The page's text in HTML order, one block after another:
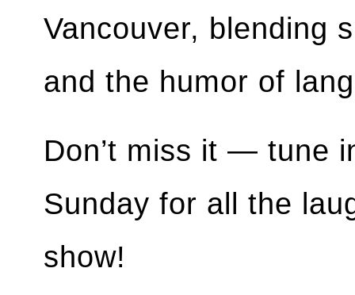
Vancouver, blending
and the humor of
Don’t miss it — tune
Sunday for all the
show!